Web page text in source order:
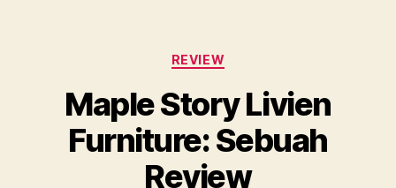
Categories
REVIEW
Maple Story Livien
Furniture: Sebuah
Review